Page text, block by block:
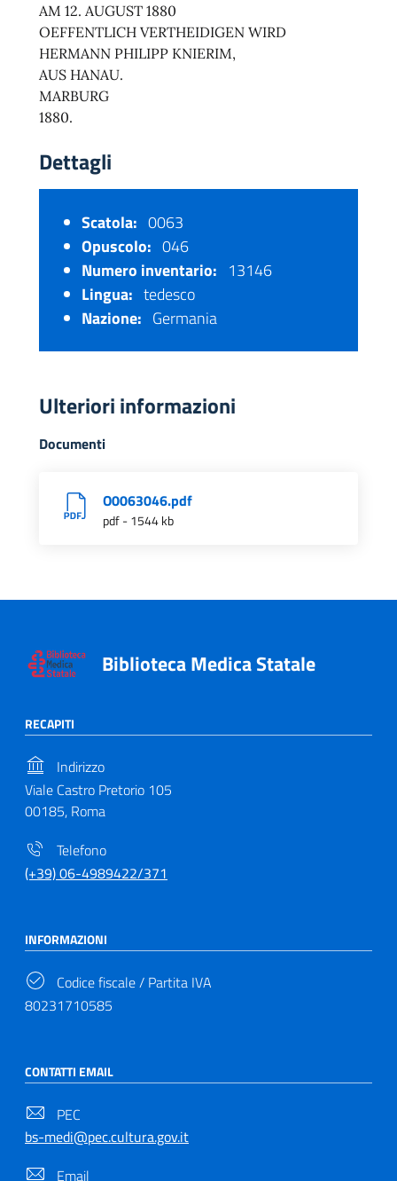
AM 12. AUGUST 1880
OEFFENTLICH VERTHEIDIGEN WIRD
HERMANN PHILIPP KNIERIM,
AUS HANAU.
MARBURG
1880.
Dettagli
Scatola: 0063
Opuscolo: 046
Numero inventario: 13146
Lingua: tedesco
Nazione: Germania
Ulteriori informazioni
Documenti
O0063046.pdf
pdf - 1544 kb
Biblioteca Medica Statale
RECAPITI
Indirizzo
Viale Castro Pretorio 105
00185, Roma
Telefono
(+39) 06-4989422/371
INFORMAZIONI
Codice fiscale / Partita IVA
80231710585
CONTATTI EMAIL
PEC
bs-medi@pec.cultura.gov.it
Email